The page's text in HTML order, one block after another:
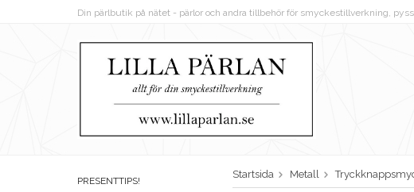
Din pärlbutik på nätet - pärlor och andra tillbehör för smyckestillverkning,
PRESENTTIPS!
Startsida Metall